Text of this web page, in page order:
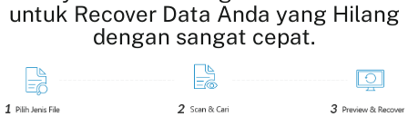
untuk Recover Data Anda yang Hilang
dengan sangat cepat.